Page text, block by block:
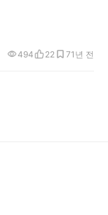
1년 전
494 22 7